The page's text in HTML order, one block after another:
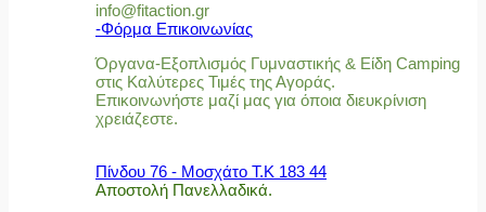
info@fitaction.gr
-Φόρμα Επικοινωνίας
Όργανα-Εξοπλισμός Γυμναστικής & Είδη Camping
στις Καλύτερες Τιμές της Αγοράς.
Επικοινωνήστε μαζί μας για όποια διευκρίνιση
χρειάζεστε.
Πίνδου 76 - Μοσχάτο Τ.Κ 183 44
Αποστολή Πανελλαδικά.